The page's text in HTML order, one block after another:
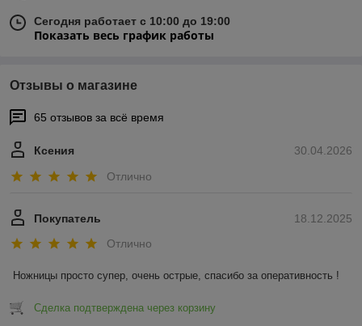
Сегодня работает с 10:00 до 19:00
Показать весь график работы
Отзывы о магазине
65 отзывов за всё время
30.04.2026
Ксения
Отлично
18.12.2025
Покупатель
Отлично
Ножницы просто супер, очень острые, спасибо за оперативность !
Сделка подтверждена через корзину